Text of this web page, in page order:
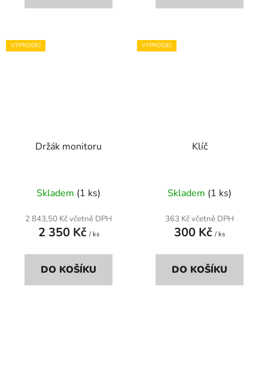
VÝPRODEJ
Držák monitoru
Skladem (1 ks)
2 843,50 Kč včetně DPH
2 350 Kč / ks
DO KOŠÍKU
VÝPRODEJ
Klíč
Skladem (1 ks)
363 Kč včetně DPH
300 Kč / ks
DO KOŠÍKU